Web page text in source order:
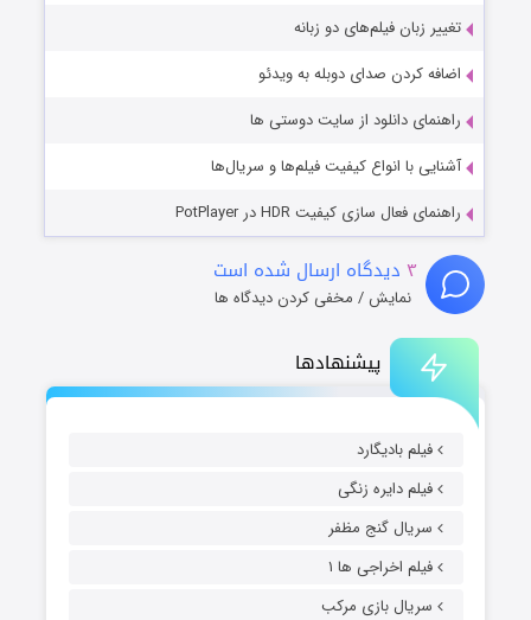
پیشنهادها
فیلم بادیگارد
فیلم دایره زنگی
سریال گنج مظفر
فیلم اخراجی ها ۱
سریال بازی مرکب
تغییر زبان فیلم‌های دو زبانه
اضافه کردن صدای دوبله به ویدئو
راهنمای دانلود از سایت دوستی ها
آشنایی با انواع کیفیت فیلم‌ها و سریال‌ها
راهنمای فعال سازی کیفیت HDR در PotPlayer
۳ دیدگاه ارسال شده است
نمایش / مخفی کردن دیدگاه ها